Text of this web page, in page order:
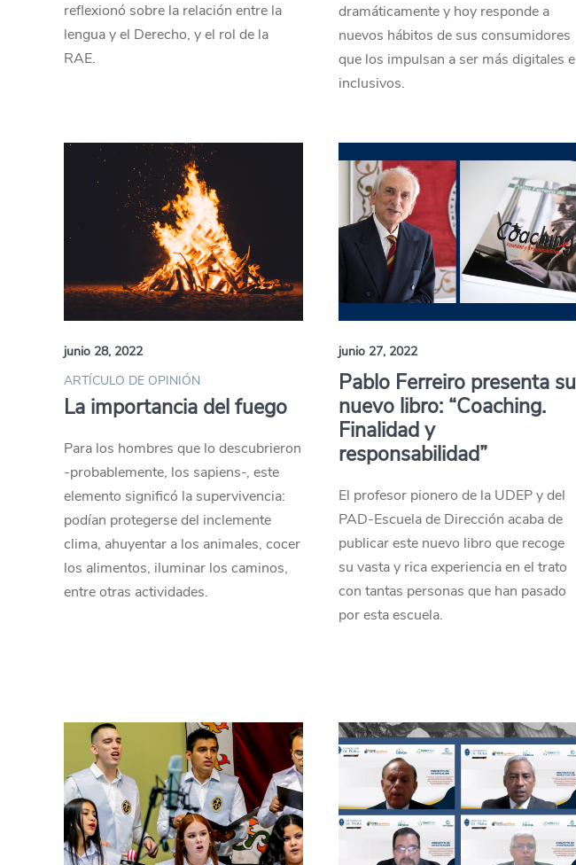
reflexionó sobre la relación entre la
lengua y el Derecho, y el rol de la
RAE.
dramáticamente y hoy responde a
nuevos hábitos de sus consumidores
que los impulsan a ser más digitales e
inclusivos.
junio 28, 2022
ARTÍCULO DE OPINIÓN
La importancia del fuego
Para los hombres que lo descubrieron
-probablemente, los sapiens-, este
elemento significó la supervivencia:
podían protegerse del inclemente
clima, ahuyentar a los animales, cocer
los alimentos, iluminar los caminos,
entre otras actividades.
junio 27, 2022
Pablo Ferreiro presenta su
nuevo libro: “Coaching.
Finalidad y
responsabilidad”
El profesor pionero de la UDEP y del
PAD-Escuela de Dirección acaba de
publicar este nuevo libro que recoge
su vasta y rica experiencia en el trato
con tantas personas que han pasado
por esta escuela.